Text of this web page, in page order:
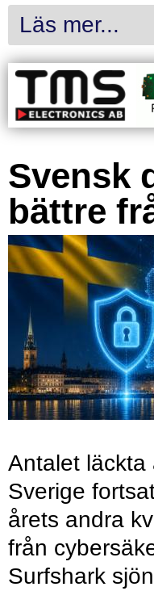
Läs mer...
Svensk
bättre
Antalet läckta
Sverige
årets andra
från
Surfshark